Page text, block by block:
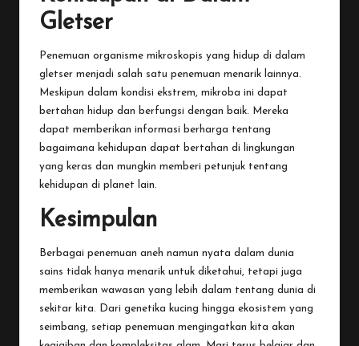
Gletser
Penemuan organisme mikroskopis yang hidup di dalam
gletser menjadi salah satu penemuan menarik lainnya.
Meskipun dalam kondisi ekstrem, mikroba ini dapat
bertahan hidup dan berfungsi dengan baik. Mereka
dapat memberikan informasi berharga tentang
bagaimana kehidupan dapat bertahan di lingkungan
yang keras dan mungkin memberi petunjuk tentang
kehidupan di planet lain.
Kesimpulan
Berbagai penemuan aneh namun nyata dalam dunia
sains tidak hanya menarik untuk diketahui, tetapi juga
memberikan wawasan yang lebih dalam tentang dunia di
sekitar kita. Dari genetika kucing hingga ekosistem yang
seimbang, setiap penemuan mengingatkan kita akan